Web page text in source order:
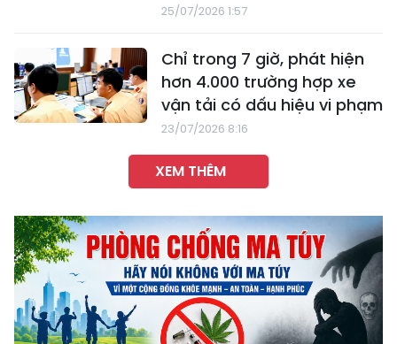
25/07/2026 1:57
Chỉ trong 7 giờ, phát hiện
hơn 4.000 trường hợp xe
vận tải có dấu hiệu vi phạm
23/07/2026 8:16
XEM THÊM